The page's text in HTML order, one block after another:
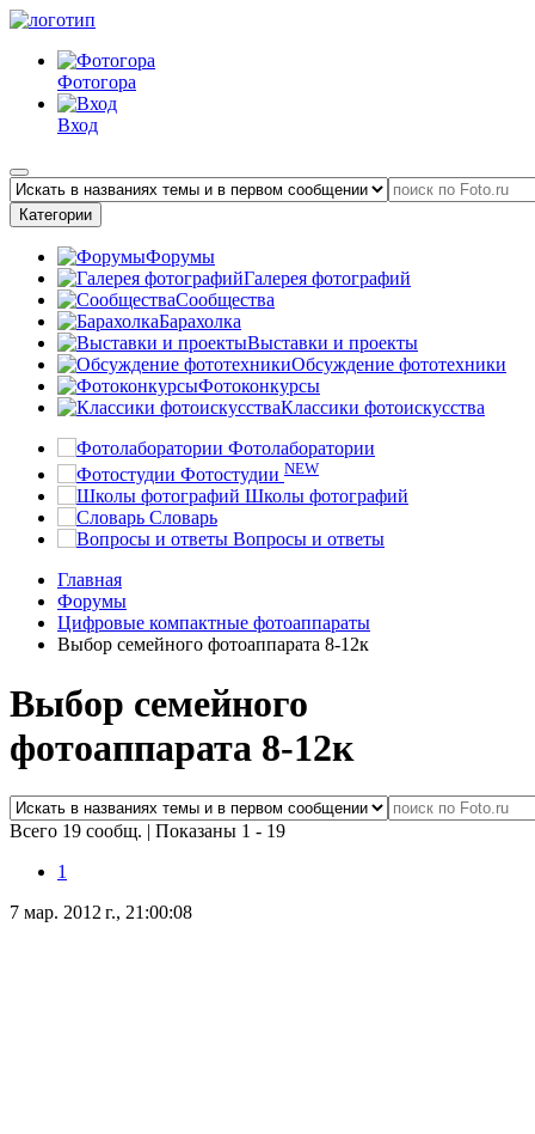
Фотогора
Вход
Категории
Форумы
Галерея фотографий
Сообщества
Барахолка
Выставки и проекты
Обсуждение фототехники
Фотоконкурсы
Классики фотоискусства
Фотолаборатории
Фотостудии NEW
Школы фотографий
Словарь
Вопросы и ответы
Главная
Форумы
Цифровые компактные фотоаппараты
Выбор семейного фотоаппарата 8-12к
Выбор семейного
фотоаппарата 8-12к
Всего 19 сообщ. | Показаны 1 - 19
1
7 мар. 2012 г., 21:00:08